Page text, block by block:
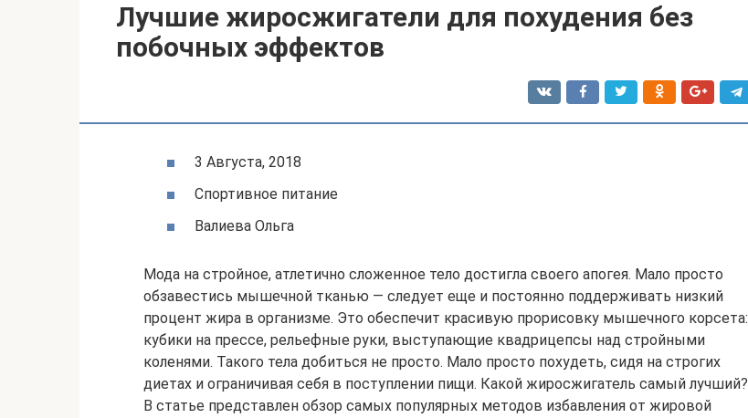
Лучшие жиросжигатели для похудения без
побочных эффектов
3 Августа, 2018
Спортивное питание
Валиева Ольга
Мода на стройное, атлетично сложенное тело достигла своего апогея. Мало просто
обзавестись мышечной тканью — следует еще и постоянно поддерживать низкий
процент жира в организме. Это обеспечит красивую прорисовку мышечного корсета:
кубики на прессе, рельефные руки, выступающие квадрицепсы над стройными
коленями. Такого тела добиться не просто. Мало просто похудеть, сидя на строгих
диетах и ограничивая себя в поступлении пищи. Какой жиросжигатель самый лучший?
В статье представлен обзор самых популярных методов избавления от жировой